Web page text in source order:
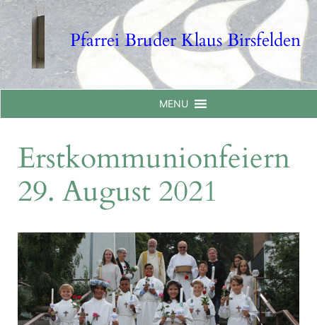
Skip
to
content
Pfarrei Bruder Klaus Birsfelden
MENU
Erstkommunionfeiern
29. August 2021